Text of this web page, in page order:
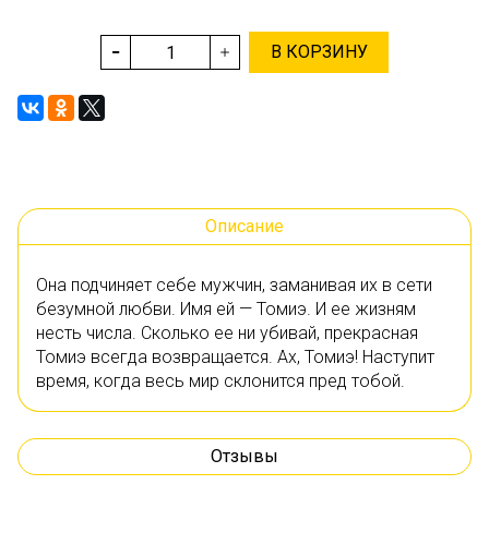
В КОРЗИНУ
Описание
Она подчиняет себе мужчин, заманивая их в сети
безумной любви. Имя ей — Томиэ. И ее жизням
несть числа. Сколько ее ни убивай, прекрасная
Томиэ всегда возвращается. Ах, Томиэ! Наступит
время, когда весь мир склонится пред тобой.
Отзывы